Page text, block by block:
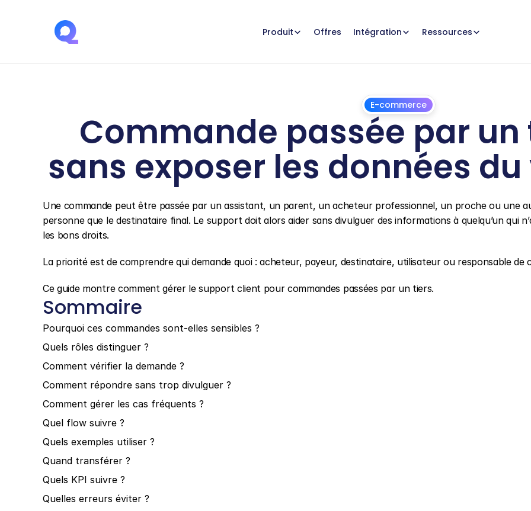
Produit Offres Intégration Ressources
E-commerce
Commande passée par un
sans exposer les données
Une commande peut être passée par un assistant, un parent, un acheteur professionnel, un proche ou une
personne que le destinataire final. Le support doit alors aider sans divulguer des informations à quelqu’un qui
les bons droits.
La priorité est de comprendre qui demande quoi : acheteur, payeur, destinataire, utilisateur ou responsable de
Ce guide montre comment gérer le support client pour commandes passées par un tiers.
Sommaire
Pourquoi ces commandes sont-elles sensibles ?
Quels rôles distinguer ?
Comment vérifier la demande ?
Comment répondre sans trop divulguer ?
Comment gérer les cas fréquents ?
Quel flow suivre ?
Quels exemples utiliser ?
Quand transférer ?
Quels KPI suivre ?
Quelles erreurs éviter ?